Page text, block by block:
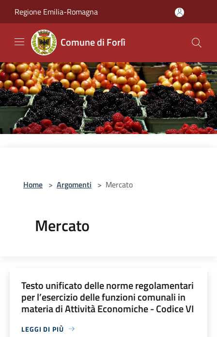
Regione Emilia-Romagna
Comune di Forlì
Home > Argomenti > Mercato
Mercato
Testo unificato delle norme regolamentari
per l’esercizio delle funzioni comunali in
materia di Attività Economiche - Codice VI
LEGGI DI PIÙ